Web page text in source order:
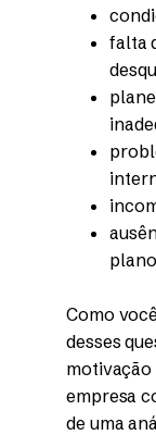
falta
Como
desses
motivação
empresa
de uma